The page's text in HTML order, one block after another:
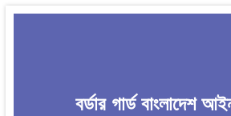
বর্ডার গার্ড বাংলাদেশ